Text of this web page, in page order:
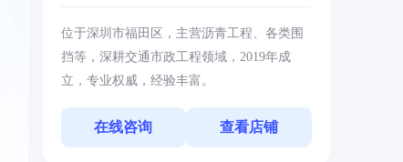
位于深圳市福田区，主营沥青工程、各类围
挡等，深耕交通市政工程领域，2019年成
立，专业权威，经验丰富。
在线咨询 查看店铺